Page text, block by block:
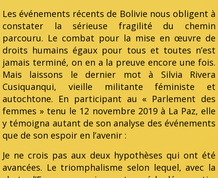
Les événements récents de Bolivie nous obligent à
constater la sérieuse fragilité du chemin
parcouru. Le combat pour la mise en œuvre de
droits humains égaux pour tous et toutes n’est
jamais terminé, on en a la preuve encore une fois.
Mais laissons le dernier mot à Silvia Rivera
Cusiquanqui, vieille militante féministe et
autochtone. En participant au « Parlement des
femmes » tenu le 12 novembre 2019 à La Paz, elle
y témoigna autant de son analyse des événements
que de son espoir en l’avenir :
Je ne crois pas aux deux hypothèses qui ont été
avancées. Le triomphalisme selon lequel, avec la